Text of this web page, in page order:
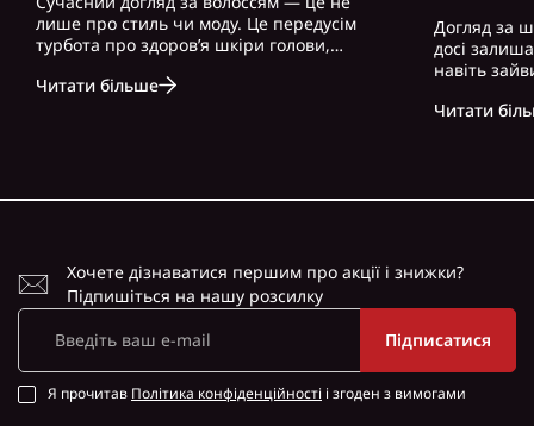
лише про стиль чи моду. Це передусім
турбота про здоров’я шкіри голови,
актуально для чоловіків, які часто
Читати більше
Догляд за
досі
навіть
косметику.
Читати
Хочете дізнаватися першим про акції і знижки?
Підпишіться на нашу розсилку
Підписатися
Я прочитав Політика конфіденційності і згоден з вимогами